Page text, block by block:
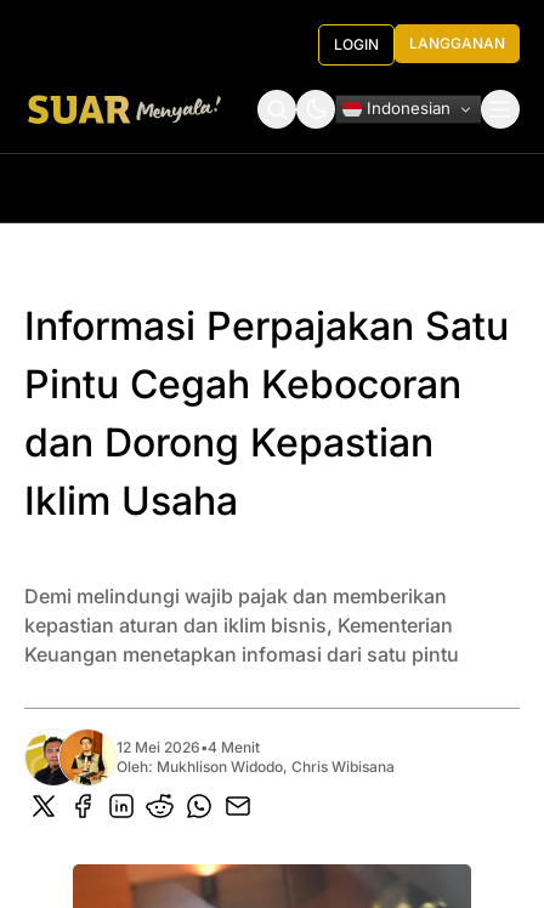
LOGIN LANGGANAN
Indonesian
Informasi Perpajakan Satu
Pintu Cegah Kebocoran
dan Dorong Kepastian
Iklim Usaha
Demi melindungi wajib pajak dan memberikan
kepastian aturan dan iklim bisnis, Kementerian
Keuangan menetapkan infomasi dari satu pintu
12 Mei 2026•4 Menit
Oleh: Mukhlison Widodo, Chris Wibisana